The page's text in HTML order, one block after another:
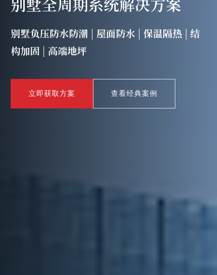
别墅负压防水防潮 | 屋面防水 | 保温隔热 | 结
构加固 | 高端地坪
立即获取方案 查看经典案例